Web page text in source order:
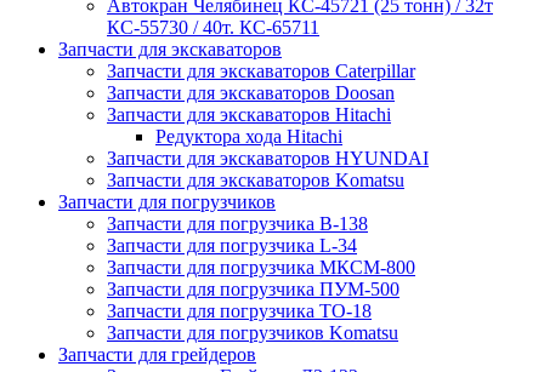
Автокран Челябинец КС-45721 (25 тонн) / 32т
КС-55730 / 40т. КС-65711
Запчасти для экскаваторов
Запчасти для экскаваторов Caterpillar
Запчасти для экскаваторов Doosan
Запчасти для экскаваторов Hitachi
Редуктора хода Hitachi
Запчасти для экскаваторов HYUNDAI
Запчасти для экскаваторов Komatsu
Запчасти для погрузчиков
Запчасти для погрузчика B-138
Запчасти для погрузчика L-34
Запчасти для погрузчика МКСМ-800
Запчасти для погрузчика ПУМ-500
Запчасти для погрузчика ТО-18
Запчасти для погрузчиков Komatsu
Запчасти для грейдеров